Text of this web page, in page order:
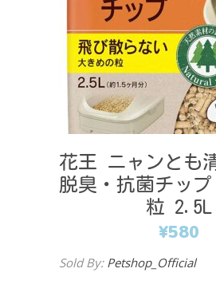
Add to
花王 ニャンとも
脱臭・抗菌チッ
粒 2.5L
¥580
Sold By: Petshop_Official